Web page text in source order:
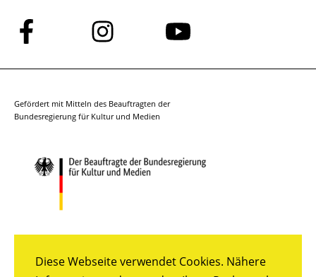
Diese Webseite verwendet Cookies. Nähere
Folge
uns
auf
Folge
uns
auf
Folge
auf
Gefördert mit Mitteln des Beauftragten der
Bundesregierung für Kultur und Medien